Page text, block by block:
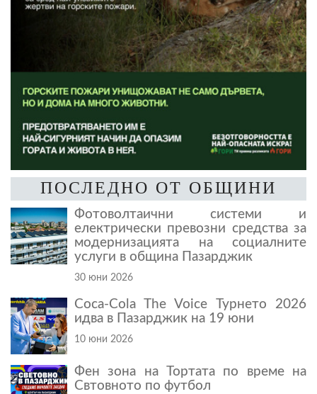
ПОСЛЕДНО ОТ ОБЩИНИ
Фотоволтаични системи и
електрически превозни средства за
модернизацията на социалните
услуги в община Пазарджик
30 юни 2026
Coca-Cola The Voice Турнето 2026
идва в Пазарджик на 19 юни
10 юни 2026
Фен зона на Тортата по време на
Свтовното по футбол